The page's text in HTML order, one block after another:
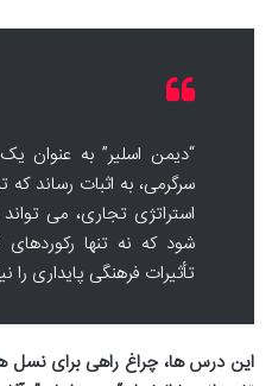
“دیمن اسلیر” به
سرگرمی، به اثبات رساند
استراتژی تجاری، می
شود که نه تنها
تأثیرات فرهنگی پایداری را
این درس ها، چراغ راهی برای نسل